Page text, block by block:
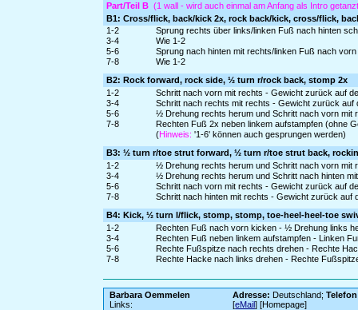
Part/Teil B (1 wall - wird auch einmal am Anfang als Intro
B1: Cross/flick, back/kick 2x, rock back/kick, cross/flick,
1-2
Sprung rechts über links/linken Fuß nach hinten
3-4
Wie 1-2
5-6
Sprung nach hinten mit rechts/linken Fuß nach
7-8
Wie 1-2
B2: Rock forward, rock side, ½ turn r/rock back, stomp 2x
1-2
Schritt nach vorn mit rechts - Gewicht zurück auf
3-4
Schritt nach rechts mit rechts - Gewicht zurück auf
5-6
½ Drehung rechts herum und Schritt nach vorn
7-8
Rechten Fuß 2x neben linkem aufstampfen (ohne
(Hinweis: '1-6' können auch gesprungen werden)
B3: ½ turn r/toe strut forward, ½ turn r/toe strut back,
1-2
½ Drehung rechts herum und Schritt nach vorn
3-4
½ Drehung rechts herum und Schritt nach hinten
5-6
Schritt nach vorn mit rechts - Gewicht zurück auf
7-8
Schritt nach hinten mit rechts - Gewicht zurück auf
B4: Kick, ½ turn l/flick, stomp, stomp, toe-heel-heel-toe
1-2
Rechten Fuß nach vorn kicken - ½ Drehung links
3-4
Rechten Fuß neben linkem aufstampfen - Linken
5-6
Rechte Fußspitze nach rechts drehen - Rechte
7-8
Rechte Hacke nach links drehen - Rechte
Barbara Oemmelen Adresse: Deutschland;
Links:
[eMail] [Homepage]